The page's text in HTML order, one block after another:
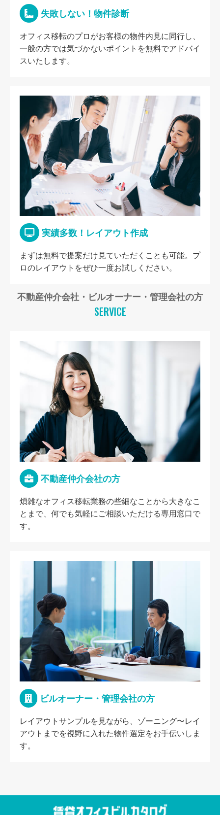
失敗しない！物件診断
オフィス移転のプロがお客様の物件内見に同行し、
一般の方では気づかないポイントを無料でアドバイ
スいたします。
実績多数！レイアウト作成
まずは無料で提案だけ見ていただくことも可能。プ
ロのレイアウトをぜひ一度お試しください。
不動産仲介会社・ビルオーナー・管理会社の方
SERVICE
不動産仲介会社の方
煩雑なオフィス移転業務の些細なことから大きなこ
とまで、何でも気軽にご相談いただける専用窓口で
す。
ビルオーナー・管理会社の方
レイアウトサンプルを見ながら、ゾーニング〜レイ
アウトまでを視野に入れた物件選定をお手伝いしま
す。